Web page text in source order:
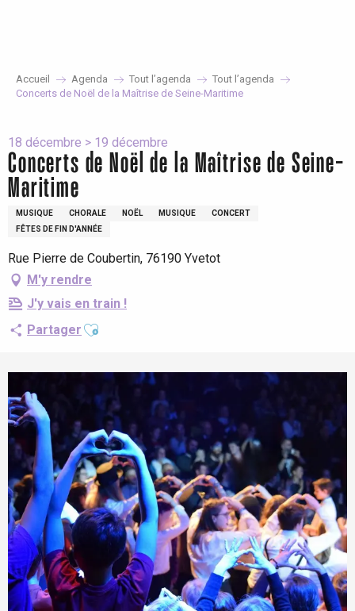
Accueil Agenda Tout l’agenda
Tout l’agenda
Concerts de Noël de la Maîtrise de Seine-Maritime
18 décembre > 19 décembre
Concerts de Noël de la Maîtrise de Seine-
Maritime
MUSIQUE CHORALE NOËL MUSIQUE
CONCERT
FÊTES DE FIN D'ANNÉE
Rue Pierre de Coubertin, 76190 Yvetot
M'y rendre
J'y vais en train !
Partager Ajouter aux favoris